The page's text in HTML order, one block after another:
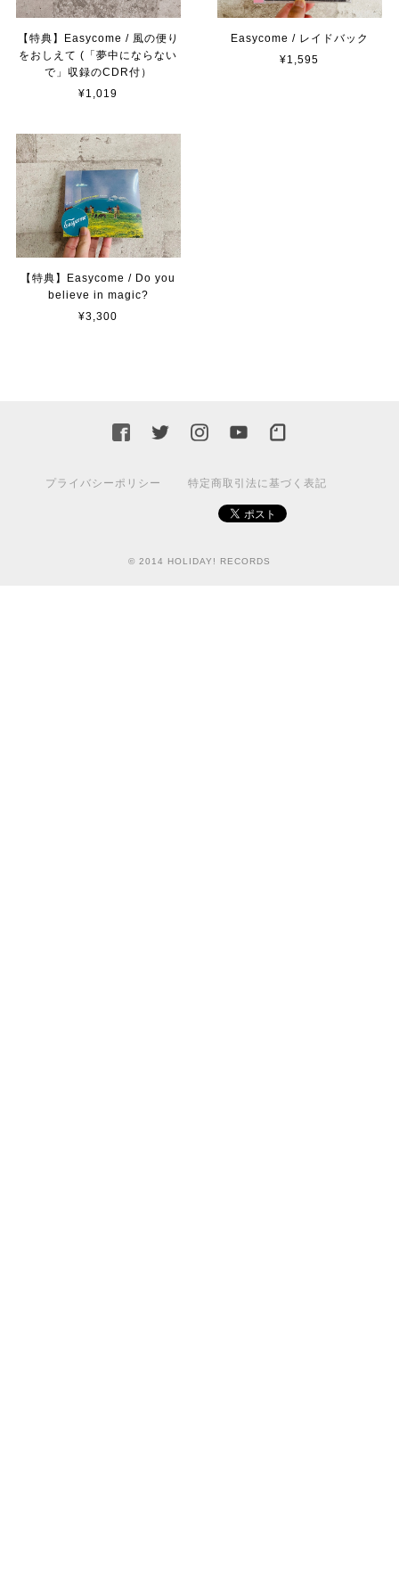
【特典】Easycome / 風の便り
をおしえて (「夢中にならない
で」収録のCDR付）
¥1,019
Easycome / レイドバック
¥1,595
【特典】Easycome / Do you
believe in magic?
¥3,300
プライバシーポリシー 特定商取引法に基づく表記
© 2014 HOLIDAY! RECORDS